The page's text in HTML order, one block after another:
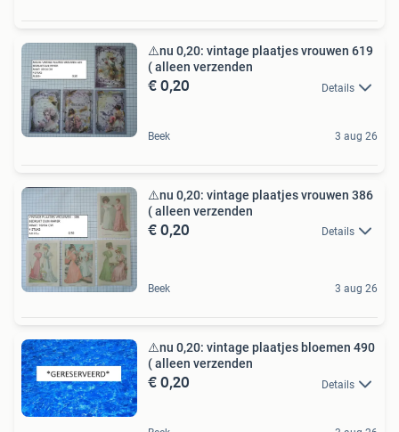
⚠️nu 0,20: vintage plaatjes vrouwen 619
( alleen verzenden
€ 0,20 Details
Beek 3 aug 26
⚠️nu 0,20: vintage plaatjes vrouwen 386
( alleen verzenden
€ 0,20 Details
Beek 3 aug 26
⚠️nu 0,20: vintage plaatjes bloemen 490
( alleen verzenden
€ 0,20 Details